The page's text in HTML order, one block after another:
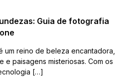
Guia de fotografia
um reino de beleza encantadora,
e paisagens misteriosas. Com os
[…]